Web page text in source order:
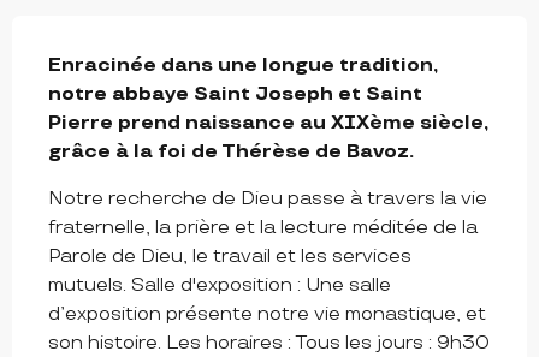
Enracinée dans une longue tradition,
notre abbaye Saint Joseph et Saint
Pierre prend naissance au XIXème siècle,
grâce à la foi de Thérèse de Bavoz.
Notre recherche de Dieu passe à travers la vie
fraternelle, la prière et la lecture méditée de la
Parole de Dieu, le travail et les services
mutuels. Salle d'exposition : Une salle
d’exposition présente notre vie monastique, et
son histoire. Les horaires : Tous les jours : 9h30